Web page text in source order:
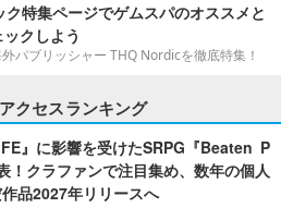
特集ページでゲムスパのオススメと
クしよう
パブリッシャー THQ Nordicを徹底特集！
クセスランキング
FE』に影響を受けたSRPG『Beaten P
！クラファンで注目集め、数年の個人
品2027年リリースへ